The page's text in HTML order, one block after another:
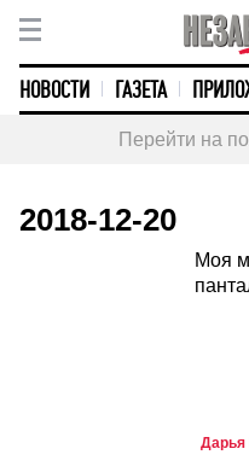
НОВОСТИ ГАЗЕТА
Перейти на
2018-12-20
Моя
Дарья